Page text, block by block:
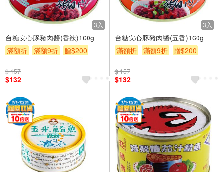
3入
台糖安心豚豬肉醬(香辣)160g
滿額折
滿額9折 贈$200
$ 157
$132
3入
台糖安心豚豬肉醬(五香)160g
滿額折
滿額9折 贈$200
$ 157
$132